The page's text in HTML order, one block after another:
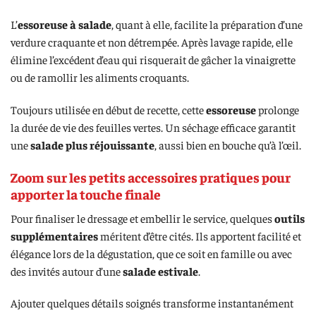
L’essoreuse à salade, quant à elle, facilite la préparation d’une
verdure craquante et non détrempée. Après lavage rapide, elle
élimine l’excédent d’eau qui risquerait de gâcher la vinaigrette
ou de ramollir les aliments croquants.
Toujours utilisée en début de recette, cetteessoreuseprolonge
la durée de vie des feuilles vertes. Un séchage efficace garantit
unesalade plus réjouissante, aussi bien en bouche qu’à l’œil.
Zoom sur les petits accessoires pratiques pour
apporter la touche finale
Pour finaliser le dressage et embellir le service, quelquesoutils
supplémentairesméritent d’être cités. Ils apportent facilité et
élégance lors de la dégustation, que ce soit en famille ou avec
des invités autour d’unesalade estivale
Ajouter quelques détails soignés transforme instantanément